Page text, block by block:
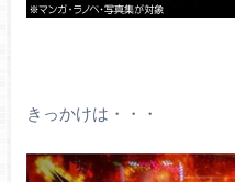
きっかけは・・・